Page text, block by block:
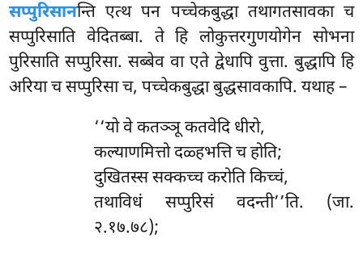
सप्पुरिसानन्ति एत्थ पन पच्चेकबुद्धा तथागतसावका च
सप्पुरिसाति वेदितब्बा. ते हि लोकुत्तरगुणयोगेन सोभना
पुरिसातिसप्पुरिसा. सब्बेव वा एते द्वेधापि वुत्ता. बुद्धापि हि
अरिया च सप्पुरिसा च, पच्चेकबुद्धा बुद्धसावकापि. यथाह –
‘‘योवे कतञ्ञू कतवेदि धीरो,
कल्याणमित्तो दळ्हभत्ति च होति;
दुखितस्स सक्कच्च करोति किच्चं,
तथाविधं सप्पुरिसं वदन्ती’’ति. (जा.
२.१७.७८);